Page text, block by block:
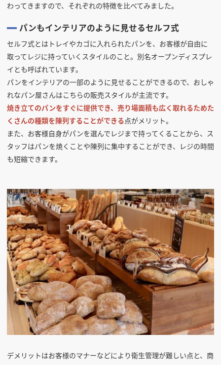
わってきますので、それぞれの特徴を比べてみました。
パンもインテリアのように見せるセルフ式
セルフ式とはトレイやカゴに入れられたパンを、お客様が自由に
取ってレジに持っていくスタイルのこと。別名オープンディスプレ
イとも呼ばれています。
パンをインテリアの一部のように見せることができるので、おしゃ
れなパン屋さんはこちらの販売スタイルが主流です。
焼き立てのパンをすぐに提供でき、売り場面積も広く取れるためた
くさんの種類を陳列することができる点がメリット。
また、お客様自身がパンを選んでレジまで持ってくることから、ス
タッフはパンを焼くことや陳列に集中することができ、レジの時間
も短縮できます。
デメリットはお客様のマナーなどにより衛生管理が難しい点と、商